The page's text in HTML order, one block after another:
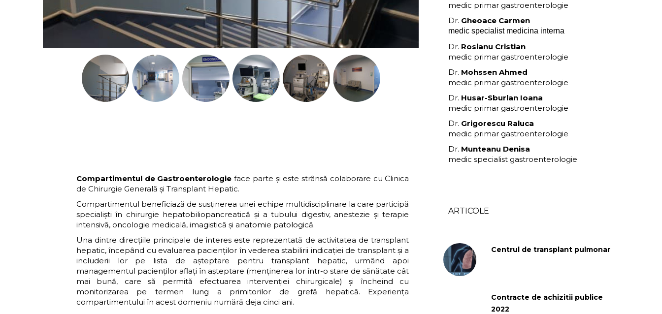
Compartimentul de Gastroenterologie face parte și este strânsă colaborare cu Clinica
de Chirurgie Generală și Transplant Hepatic.
Compartimentul beneficiază de susținerea unei echipe multidisciplinare la care participă
specialiști în chirurgie hepatobiliopancreatică și a tubului digestiv, anestezie și terapie
intensivă, oncologie medicală, imagistică și anatomie patologică.
Una dintre direcțiile principale de interes este reprezentată de activitatea de transplant
hepatic, începând cu evaluarea pacienților în vederea stabilirii indicației de transplant și a
includerii lor pe lista de așteptare pentru transplant hepatic, urmând apoi
managementul pacienților aflați în așteptare (menținerea lor într-o stare de sănătate cât
mai bună, care să permită efectuarea intervenției chirurgicale) și încheind cu
monitorizarea pe termen lung a primitorilor de grefă hepatică. Experiența
compartimentului în acest domeniu numără deja cinci ani.
medic primar gastroenterologie
Dr. Gheoace Carmen
medic specialist medicina interna
Dr. Rosianu Cristian
medic primar gastroenterologie
Dr. Mohssen Ahmed
medic primar gastroenterologie
Dr. Husar-Sburlan Ioana
medic primar gastroenterologie
Dr. Grigorescu Raluca
medic primar gastroenterologie
Dr. Munteanu Denisa
medic specialist gastroenterologie
ARTICOLE
Centrul de transplant pulmonar
Contracte de achizitii publice
2022